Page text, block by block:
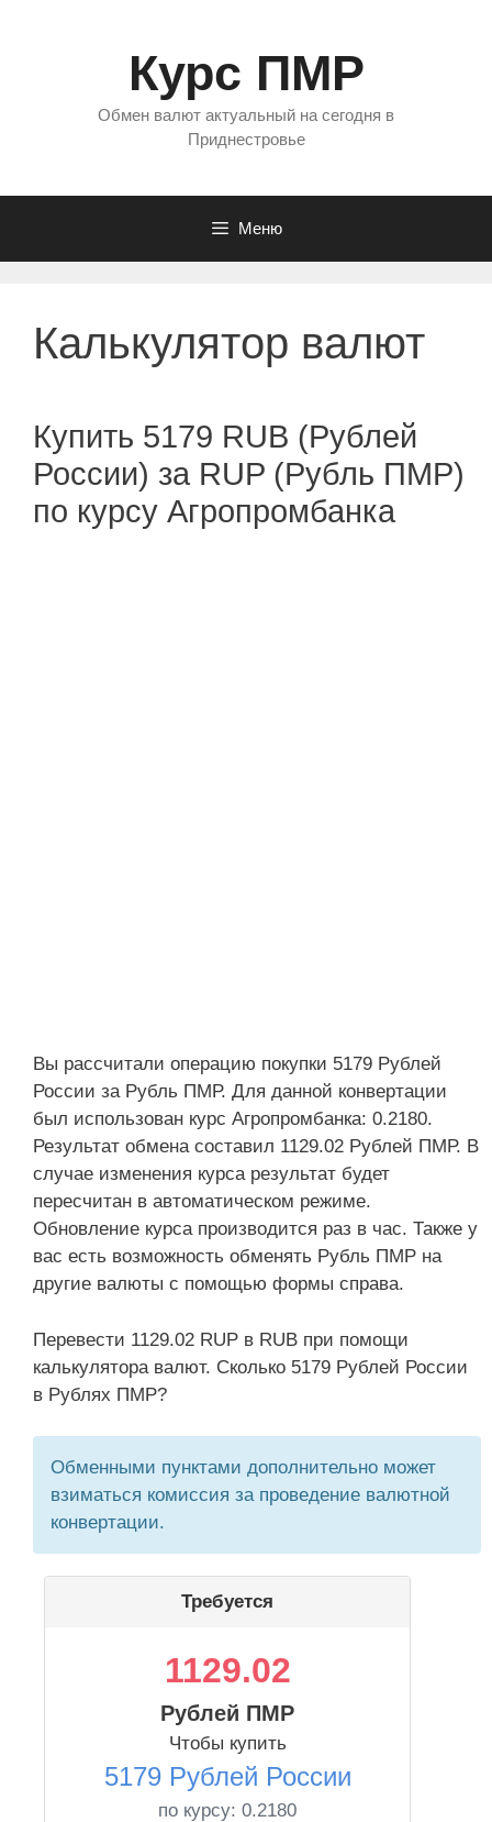
Курс ПМР
Обмен валют актуальный на сегодня в
Приднестровье
Меню
Калькулятор валют
Купить 5179 RUB (Рублей
России) за RUP (Рубль ПМР)
по курсу Агропромбанка
Вы рассчитали операцию покупки 5179 Рублей
России за Рубль ПМР. Для данной конвертации
был использован курс Агропромбанка: 0.2180.
Результат обмена составил 1129.02 Рублей ПМР. В
случае изменения курса результат будет
пересчитан в автоматическом режиме.
Обновление курса производится раз в час. Также у
вас есть возможность обменять Рубль ПМР на
другие валюты с помощью формы справа.
Перевести 1129.02 RUP в RUB при помощи
калькулятора валют. Сколько 5179 Рублей России
в Рублях ПМР?
Обменными пунктами дополнительно может
взиматься комиссия за проведение валютной
конвертации.
Требуется
1129.02
Рублей ПМР
Чтобы купить
5179 Рублей России
по курсу: 0.2180